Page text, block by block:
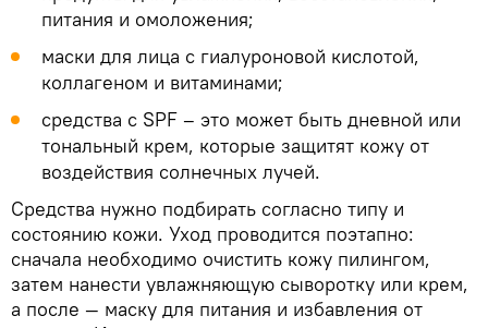
питания и омоложения;
маски для лица с гиалуроновой кислотой,
коллагеном и витаминами;
средства с SPF – это может быть дневной или
тональный крем, которые защитят кожу от
воздействия солнечных лучей.
Средства нужно подбирать согласно типу и
состоянию кожи. Уход проводится поэтапно:
сначала необходимо очистить кожу пилингом,
затем нанести увлажняющую сыворотку или крем,
а после — маску для питания и избавления от